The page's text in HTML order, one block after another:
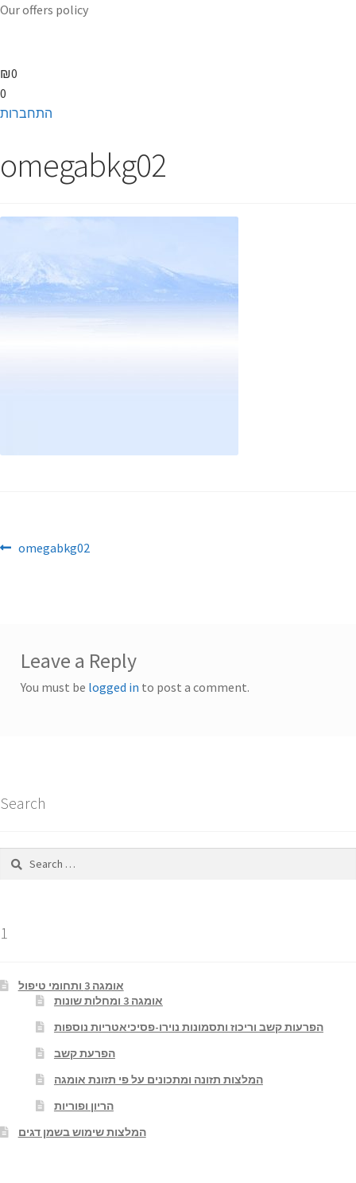
Our offers policy
₪0
0
התחברות
omegabkg02
Post
Previous
omegabkg02
Leave a Reply
You must be logged in to post a comment.
Search
Search
1
אומגה 3 ותחומי טיפול
אומגה 3 ומחלות שונות
הפרעות קשב וריכוז ותסמונות נוירו-פסיכיאטריות נוספות
הפרעת קשב
המלצות תזונה ומתכונים על פי תזונת אומגה
הריון ופוריות
המלצות שימוש בשמן דגים